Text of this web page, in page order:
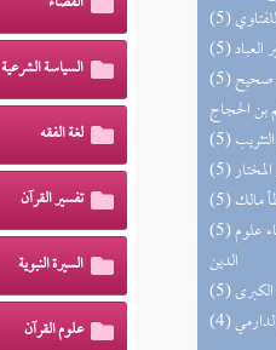
(5) السراج الوهاج من كشف مطالب صحيح
بن الحجاج
مالك
(5) إتحاف السادة المتقين بشرح إحياء علوم
الدين
الكبرى
السياسة الشرعية
لغة الفقه
تفسير القرآن
السيرة النبوية
علوم القرآن